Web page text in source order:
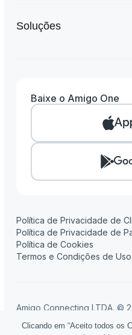
Soluções
Amigo Clinic
Amigo Contábil
Baixe o Amigo One
Política de Privacidade de
Política de Privacidade de
Política de Cookies
Termos e Condições de Uso
Amigo Connecting LTDA. ©
Rua Fidêncio Ramos, 100,
Clicando em “Aceito todos os